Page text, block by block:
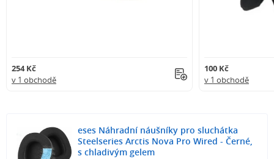
254 Kč
v 1 obchodě
100 Kč
v 1 obchodě
eses Náhradní náušníky pro sluchátka
Steelseries Arctis Nova Pro Wired - Černé,
s chladivým gelem